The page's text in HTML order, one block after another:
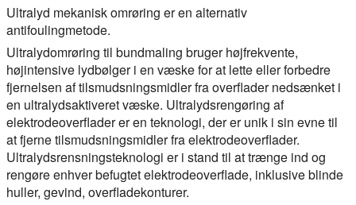
Ultralyd mekanisk omrøring er en alternativ
antifoulingmetode.
Ultralydomrøring til bundmaling bruger højfrekvente,
højintensive lydbølger i en væske for at lette eller forbedre
fjernelsen af tilsmudsningsmidler fra overflader nedsænket i
en ultralydsaktiveret væske. Ultralydsrengøring af
elektrodeoverflader er en teknologi, der er unik i sin evne til
at fjerne tilsmudsningsmidler fra elektrodeoverflader.
Ultralydsrensningsteknologi er i stand til at trænge ind og
rengøre enhver befugtet elektrodeoverflade, inklusive blinde
huller, gevind, overfladekonturer.